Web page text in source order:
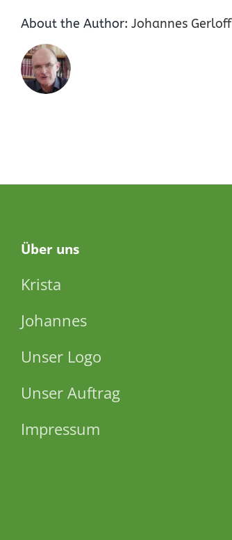
About the Author: Johannes Gerloff
Über uns
Krista
Johannes
Unser Logo
Unser Auftrag
Impressum